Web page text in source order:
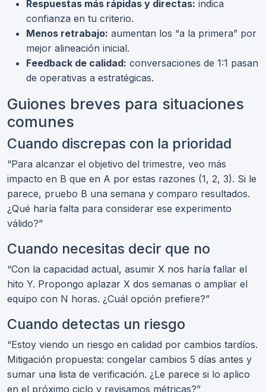
Respuestas más rápidas y directas: indica
confianza en tu criterio.
Menos retrabajo: aumentan los “a la primera” por
mejor alineación inicial.
Feedback de calidad: conversaciones de 1:1 pasan
de operativas a estratégicas.
Guiones breves para situaciones
comunes
Cuando discrepas con la prioridad
“Para alcanzar el objetivo del trimestre, veo más
impacto en B que en A por estas razones (1, 2, 3). Si le
parece, pruebo B una semana y comparo resultados.
¿Qué haría falta para considerar ese experimento
válido?”
Cuando necesitas decir que no
“Con la capacidad actual, asumir X nos haría fallar el
hito Y. Propongo aplazar X dos semanas o ampliar el
equipo con N horas. ¿Cuál opción prefiere?”
Cuando detectas un riesgo
“Estoy viendo un riesgo en calidad por cambios tardíos.
Mitigación propuesta: congelar cambios 5 días antes y
sumar una lista de verificación. ¿Le parece si lo aplico
en el próximo ciclo y revisamos métricas?”